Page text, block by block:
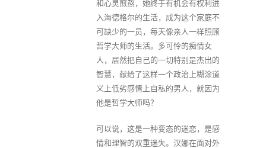
和心灵煎熬，她终于有机会有权利进
入海德格尔的生活，成为这个家庭不
可缺少的一员，每天像亲人一样照顾
哲学大师的生活。多可怜的痴情女
人，居然把自己的一切特别是杰出的
智慧，献给了这样一个政治上糊涂道
义上低劣感情上自私的男人，就因为
他是哲学大师吗？
可以说，这是一种变态的迷恋，是感
情和理智的双重迷失。汉娜在面对外